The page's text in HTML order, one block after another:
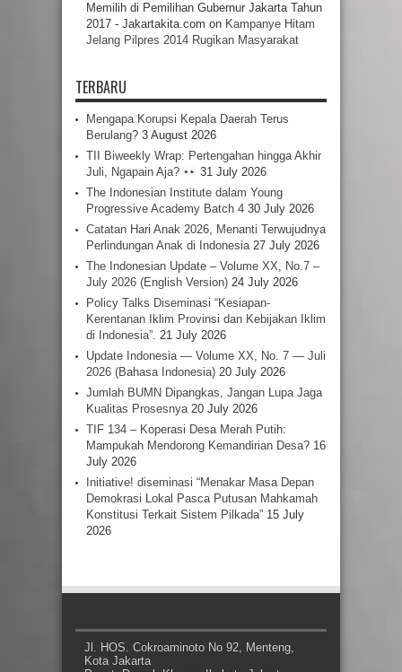
Memilih di Pemilihan Gubernur Jakarta Tahun
2017 - Jakartakita.com on Kampanye Hitam
Jelang Pilpres 2014 Rugikan Masyarakat
TERBARU
Mengapa Korupsi Kepala Daerah Terus
Berulang? 3 August 2026
TII Biweekly Wrap: Pertengahan hingga Akhir
Juli, Ngapain Aja?
31 July 2026
The Indonesian Institute dalam Young
Progressive Academy Batch 4 30 July 2026
Catatan Hari Anak 2026, Menanti Terwujudnya
Perlindungan Anak di Indonesia 27 July 2026
The Indonesian Update – Volume XX, No.7 –
July 2026 (English Version) 24 July 2026
Policy Talks Diseminasi “Kesiapan-
Kerentanan Iklim Provinsi dan Kebijakan Iklim
di Indonesia”. 21 July 2026
Update Indonesia — Volume XX, No. 7 — Juli
2026 (Bahasa Indonesia) 20 July 2026
Jumlah BUMN Dipangkas, Jangan Lupa Jaga
Kualitas Prosesnya 20 July 2026
TIF 134 – Koperasi Desa Merah Putih:
Mampukah Mendorong Kemandirian Desa? 16
July 2026
Initiative! diseminasi “Menakar Masa Depan
Demokrasi Lokal Pasca Putusan Mahkamah
Konstitusi Terkait Sistem Pilkada” 15 July
2026
Jl. HOS. Cokroaminoto No 92, Menteng,
Kota Jakarta